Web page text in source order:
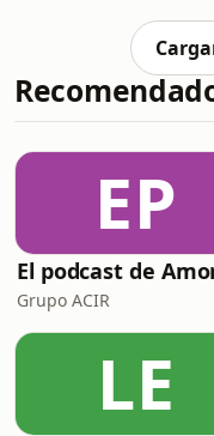
y en
conductor
llevaremos
jóvenes
Ritchie
efímera
igual que
and Roll, y
Hollywood. En esta edición especial
Hollywood,
EP
Grupo ACIR
LE